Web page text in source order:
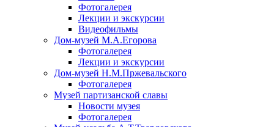
Фотогалерея
Лекции и экскурсии
Видеофильмы
Дом-музей М.А.Егорова
Фотогалерея
Лекции и экскурсии
Дом-музей Н.М.Пржевальского
Фотогалерея
Музей партизанской славы
Новости музея
Фотогалерея